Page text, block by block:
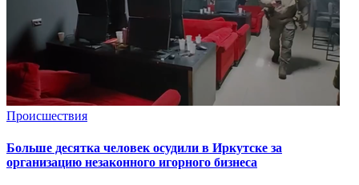
Происшествия
Больше десятка человек осудили в Иркутске за
организацию незаконного игорного бизнеса